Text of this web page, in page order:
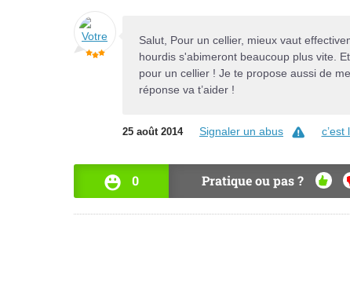
Salut, Pour un cellier, mieux vaut
hourdis s'abimeront beaucoup plus vite.
pour un cellier ! Je te propose aussi de
réponse va t’aider !
25 août 2014 Signaler un abus
0 Pratique ou pas ?
OUI